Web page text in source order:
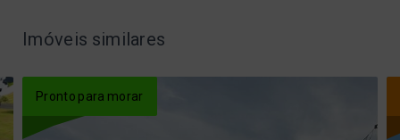
Imóveis similares
Pronto para morar